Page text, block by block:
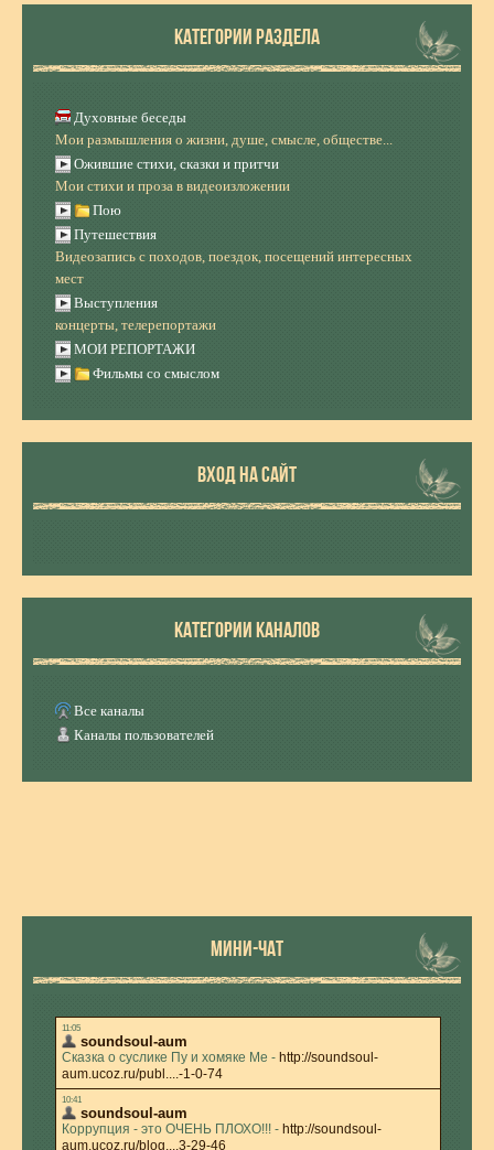
КАТЕГОРИИ РАЗДЕЛА
Духовные беседы
Мои размышления о жизни, душе, смысле, обществе...
Ожившие стихи, сказки и притчи
Мои стихи и проза в видеоизложении
Пою
Путешествия
Видеозапись с походов, поездок, посещений интересных
мест
Выступления
концерты, телерепортажи
МОИ РЕПОРТАЖИ
Фильмы со смыслом
ВХОД НА САЙТ
КАТЕГОРИИ КАНАЛОВ
Все каналы
Каналы пользователей
МИНИ-ЧАТ